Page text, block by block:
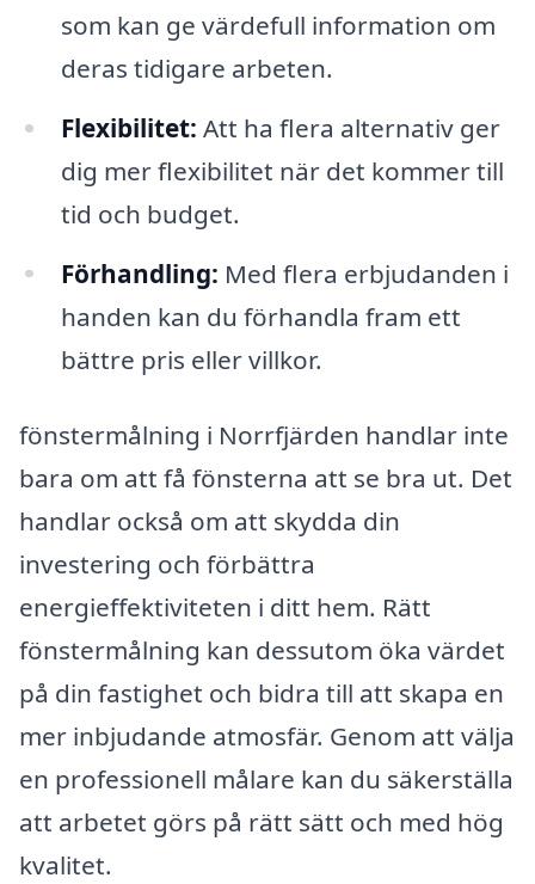
som kan ge värdefull information om
deras tidigare arbeten.
Flexibilitet: Att ha flera alternativ ger
dig mer flexibilitet när det kommer till
tid och budget.
Förhandling: Med flera erbjudanden i
handen kan du förhandla fram ett
bättre pris eller villkor.
fönstermålning i Norrfjärden handlar inte
bara om att få fönsterna att se bra ut. Det
handlar också om att skydda din
investering och förbättra
energieffektiviteten i ditt hem. Rätt
fönstermålning kan dessutom öka värdet
på din fastighet och bidra till att skapa en
mer inbjudande atmosfär. Genom att välja
en professionell målare kan du säkerställa
att arbetet görs på rätt sätt och med hög
kvalitet.